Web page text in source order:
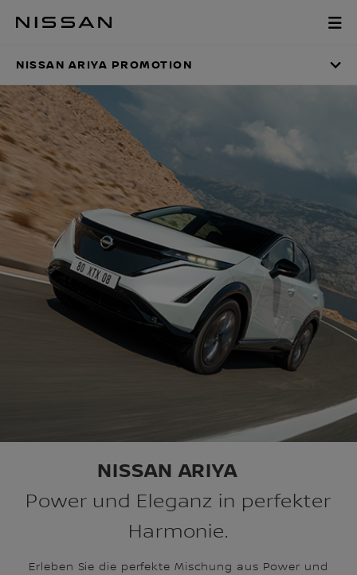
Hauptinhalt
NISSAN ARIYA
NISSAN ARIYA PROMOTION
NISSAN ARIYA
Power und Eleganz in perfekter
Harmonie.
Erleben Sie die perfekte Mischung aus Power und